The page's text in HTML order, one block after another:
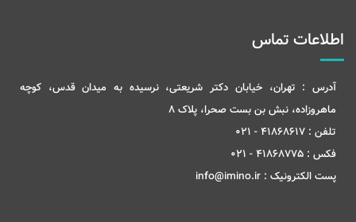
اطلاعات تماس
آدرس : تهران، خیابان دکتر شریعتی، نرسیده به میدان قدس، کوچه
ماهروزاده، نبش بن بست صحرا، پلاک 8
تلفن : 41868617 - 021
فکس : 41868775 - 021
پست الکترونیک : info@imino.ir